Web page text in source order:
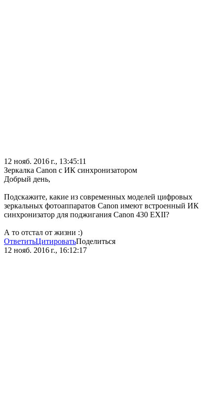
12 нояб. 2016 г., 13:45:11
Зеркалка Canon с ИК синхронизатором
Добрый день,
Подскажите, какие из современных моделей цифровых
зеркальных фотоаппаратов Canon имеют встроенный ИК
синхронизатор для поджигания Canon 430 EXII?
А то отстал от жизни :)
ОтветитьЦитироватьПоделиться
12 нояб. 2016 г., 16:12:17